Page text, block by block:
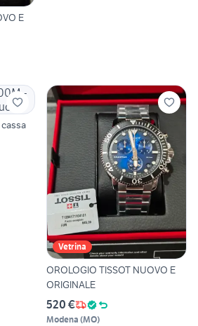
E
cassa
Vetrina
OROLOGIO TISSOT NUOVO E
ORIGINALE
520 €
Modena (MO)